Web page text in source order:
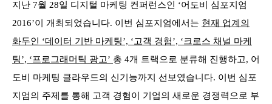
지난 7월 28일 디지털 마케팅 컨퍼런스인 ‘어도비 심포지엄
2016’이 개최되었습니다. 이번 심포지엄에서는 현재 업계의
화두인 ‘데이터 기반 마케팅’, ‘고객 경험’, ‘크로스 채널 마케
팅’, ‘프로그래머틱 광고’ 총 4개 트랙으로 분류해 진행하고, 어
도비 마케팅 클라우드의 신기능까지 선보였습니다. 이번 심포
지엄의 주제를 통해 고객 경험이 기업의 새로운 경쟁력으로 부